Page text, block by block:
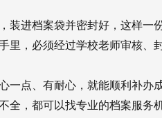
装进档案袋并密封好，这样一
里，必须经过学校老师审核、
一点、有耐心，就能顺利补办
全，都可以找专业的档案服务